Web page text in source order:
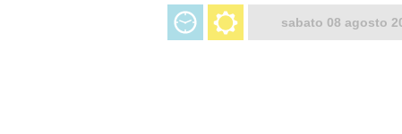
sabato 08 agosto